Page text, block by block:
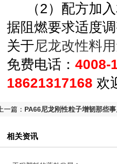
（2）配方加入
据阻燃要求适
关于尼龙改性料
免费电话： 4008-
18621317168 欢
上一篇： PA66尼龙刚性粒子增韧那些
相关资讯